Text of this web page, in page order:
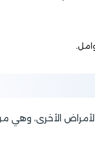
الأخرى، وهي